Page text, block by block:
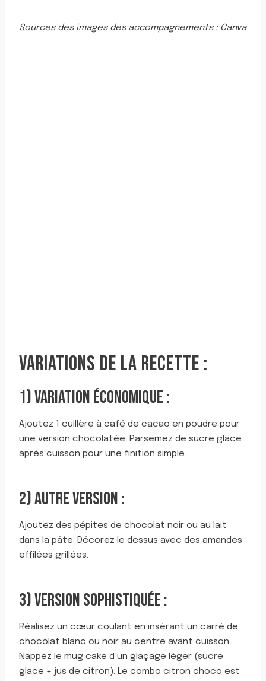
Sources des images des accompagnements : Canva
VARIATIONS DE LA RECETTE :
1) VARIATION ÉCONOMIQUE :
Ajoutez 1 cuillère à café de cacao en poudre pour
une version chocolatée. Parsemez de sucre glace
après cuisson pour une finition simple.
2) AUTRE VERSION :
Ajoutez des pépites de chocolat noir ou au lait
dans la pâte. Décorez le dessus avec des amandes
effilées grillées.
3) VERSION SOPHISTIQUÉE :
Réalisez un cœur coulant en insérant un carré de
chocolat blanc ou noir au centre avant cuisson.
Nappez le mug cake d’un glaçage léger (sucre
glace + jus de citron). Le combo citron choco est